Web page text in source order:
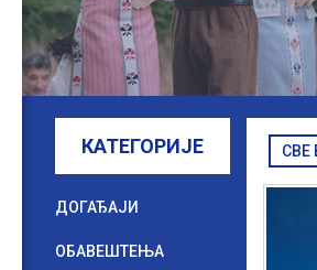
КАТЕГОРИЈЕ
ДОГАЂАЈИ
ОБАВЕШТЕЊА
СВЕ